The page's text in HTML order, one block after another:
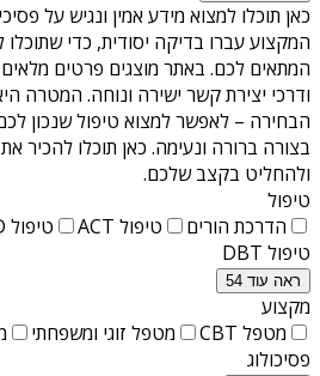
כאן תוכלו למצוא מידע אמין ונגיש על
המקצוע עברו בדיקה יסודית, כדי
המתאים לכם. באתר מוצגים פרטים
ודרכי יצירת קשר ישירה ונוחה. המטרה
הבחירה – לאפשר למצוא טיפול שנכון
בצורה ברורה ונעימה. כאן תוכלו להכיר
ולהחליט בקצב שלכם.
טיפול
הדרכת הורים
טיפול ACT טיפול ADHD
טיפול DBT
ראה עוד 54
מקצוע
מטפל CBT
מטפל זוגי ומשפחתי
פסיכולוג